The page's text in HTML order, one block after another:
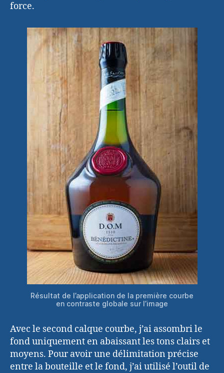
force.
Résultat de l’application de la première courbe
en contraste globale sur l’image
Avec le second calque courbe, j’ai assombri le
fond uniquement en abaissant les tons clairs et
moyens. Pour avoir une délimitation précise
entre la bouteille et le fond, j’ai utilisé l’outil de